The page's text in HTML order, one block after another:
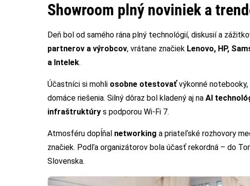
Showroom plný noviniek a
Deň bol od samého rána plný technológií, diskusií a
partnerov a výrobcov, vrátane značiek Lenovo, HP,
a Intelek.
Účastníci si mohli osobne otestovaťvýkonné notebooky,
domáce riešenia. Silný dôraz bol kladený aj na AI
infraštruktúry s podporou Wi-Fi 7.
Atmosféru dopĺňal networking a priateľské rozhovory
značiek. Podľa organizátorov bola účasť rekordná – do
Slovenska.